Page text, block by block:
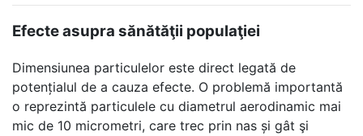
Efecte asupra sănătăţii populaţiei
Dimensiunea particulelor este direct legată de
potențialul de a cauza efecte. O problemă importantă
o reprezintă particulele cu diametrul aerodinamic mai
mic de 10 micrometri, care trec prin nas și gât şi